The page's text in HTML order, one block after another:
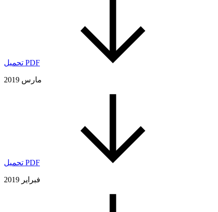
تحميل PDF
مارس 2019
تحميل PDF
فبراير 2019